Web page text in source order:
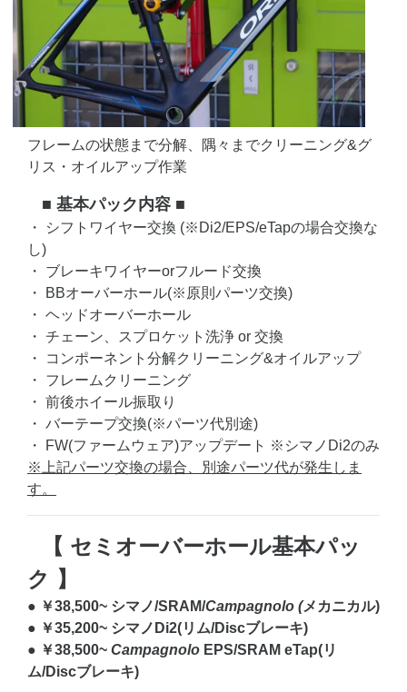
フレームの状態まで分解、隅々までクリーニング&グ
リス・オイルアップ作業
■ 基本パック内容 ■
・ シフトワイヤー交換 (※Di2/EPS/eTapの場合交換な
し)
・ ブレーキワイヤーorフルード交換
・ BBオーバーホール(※原則パーツ交換)
・ ヘッドオーバーホール
・ チェーン、スプロケット洗浄 or 交換
・ コンポーネント分解クリーニング&オイルアップ
・ フレームクリーニング
・ 前後ホイール振取り
・ バーテープ交換(※パーツ代別途)
・ FW(ファームウェア)アップデート ※シマノDi2のみ
※上記パーツ交換の場合、別途パーツ代が発生しま
す。
【 セミオーバーホール基本パッ
ク 】
● ￥38,500~ シマノ/SRAM/Campagnolo (メカニカル)
● ￥35,200~ シマノDi2(リム/Discブレーキ)
● ￥38,500~ Campagnolo EPS/SRAM eTap(リ
ム/Discブレーキ)